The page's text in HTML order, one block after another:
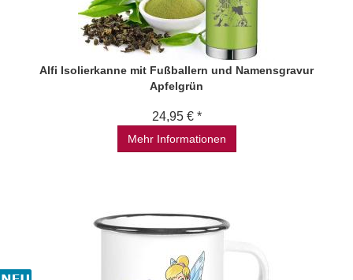
Alfi Isolierkanne mit Fußballern und Namensgravur
Apfelgrün
24,95 € *
Mehr Informationen